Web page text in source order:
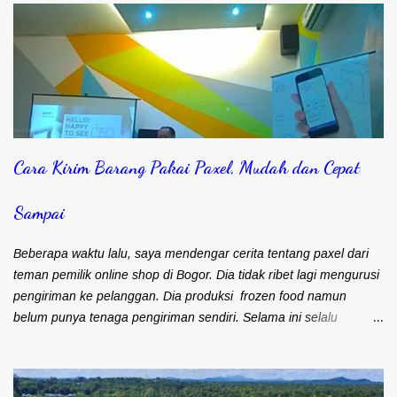
Cara Kirim Barang Pakai Paxel, Mudah dan Cepat
Sampai
Beberapa waktu lalu, saya mendengar cerita tentang paxel dari
teman pemilik online shop di Bogor. Dia tidak ribet lagi mengurusi
pengiriman ke pelanggan. Dia produksi frozen food namun
belum punya tenaga pengiriman sendiri. Selama ini selalu
Djohari Zein, CEO Paxel Indonesia Teman saya sebenarnya lebih